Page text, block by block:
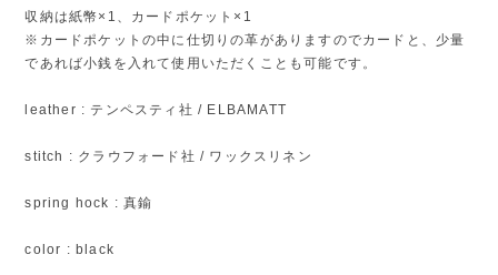
収納は紙幣×1、カードポケット×1
※カードポケットの中に仕切りの革がありますのでカードと、少量
であれば小銭を入れて使用いただくことも可能です。
leather : テンペスティ社 / ELBAMATT
stitch : クラウフォード社 / ワックスリネン
spring hock : 真鍮
color : black